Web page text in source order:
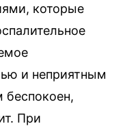
которые
и неприятным
беспокоен,
При